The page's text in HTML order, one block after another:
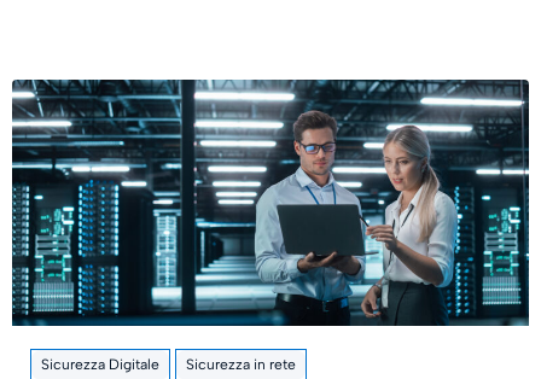
Sicurezza Digitale Sicurezza in rete